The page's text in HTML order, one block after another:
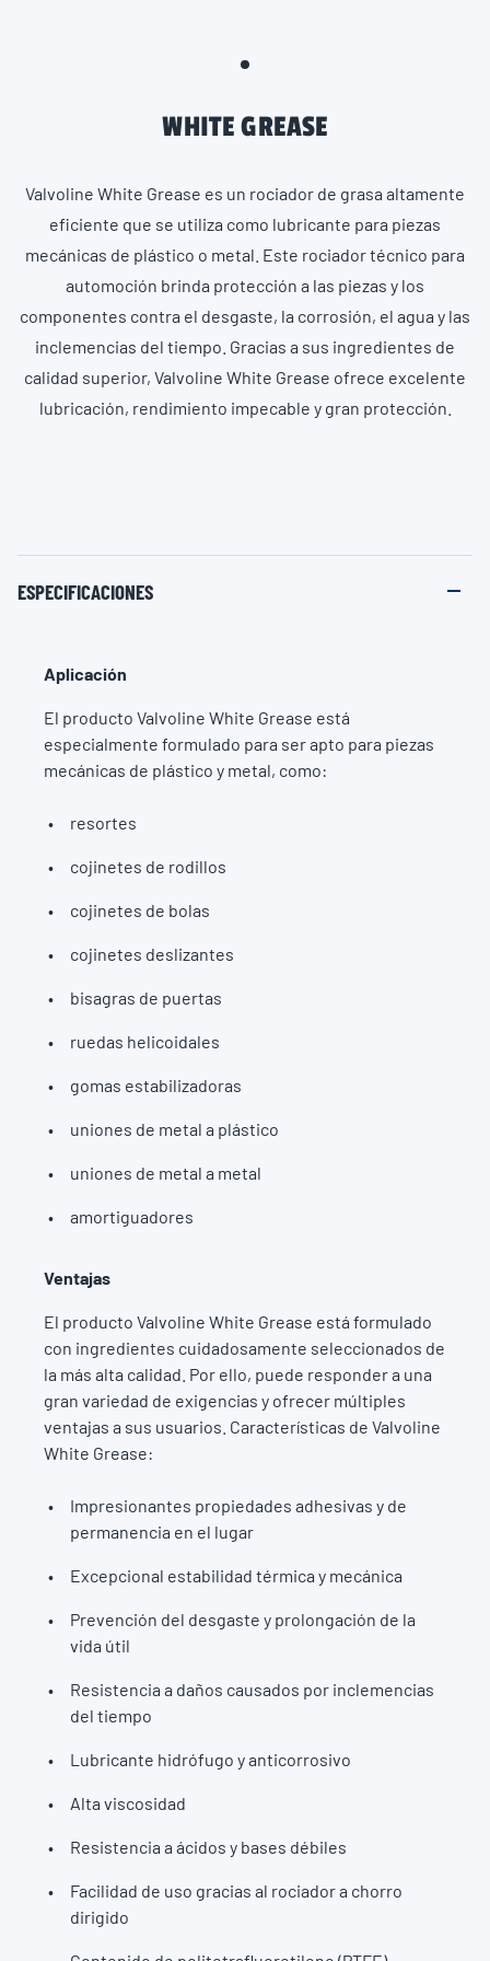
WHITE GREASE
Valvoline White Grease es un rociador de grasa altamente
eficiente que se utiliza como lubricante para piezas
mecánicas de plástico o metal. Este rociador técnico para
automoción brinda protección a las piezas y los
componentes contra el desgaste, la corrosión, el agua y las
inclemencias del tiempo. Gracias a sus ingredientes de
calidad superior, Valvoline White Grease ofrece excelente
lubricación, rendimiento impecable y gran protección.
ESPECIFICACIONES
Aplicación
El producto Valvoline White Grease está
especialmente formulado para ser apto para piezas
mecánicas de plástico y metal, como:
resortes
cojinetes de rodillos
cojinetes de bolas
cojinetes deslizantes
bisagras de puertas
ruedas helicoidales
gomas estabilizadoras
uniones de metal a plástico
uniones de metal a metal
amortiguadores
Ventajas
El producto Valvoline White Grease está formulado
con ingredientes cuidadosamente seleccionados de
la más alta calidad. Por ello, puede responder a una
gran variedad de exigencias y ofrecer múltiples
ventajas a sus usuarios. Características de Valvoline
White Grease:
Impresionantes propiedades adhesivas y de
permanencia en el lugar
Excepcional estabilidad térmica y mecánica
Prevención del desgaste y prolongación de la
vida útil
Resistencia a daños causados por inclemencias
del tiempo
Lubricante hidrófugo y anticorrosivo
Alta viscosidad
Resistencia a ácidos y bases débiles
Facilidad de uso gracias al rociador a chorro
dirigido